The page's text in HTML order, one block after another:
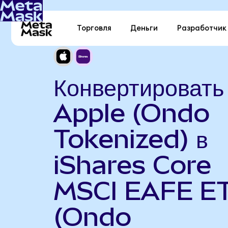
Торговля Деньги Разработчик
Конвертировать
Apple (Ondo
Tokenized) в
iShares Core
MSCI EAFE
(Ondo